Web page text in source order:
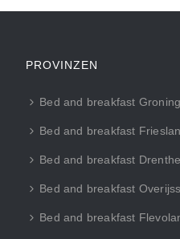
PROVINZEN
Bed and breakfast
Bed and breakfast
Bed and breakfast Drenthe
Bed and breakfast
Bed and breakfast